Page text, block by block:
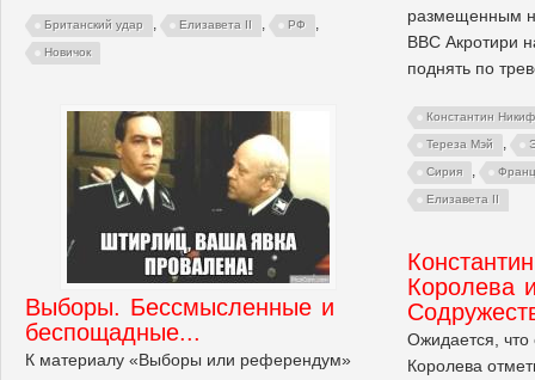
размещенным
ВВС Акротири
поднять по
Константин
Тереза Мэй ,
Сирия ,
Елизавета II
Британский удар , Елизавета II , РФ ,
Новичок
Выборы. Бессмысленные и
беспощадные...
К материалу «Выборы или референдум»
Королева
Ожидается, что
Королева